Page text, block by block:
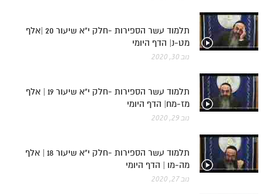
תלמוד עשר הספירות -חלק י"א שיעור 20 |אלף
מט-נ| הדף היומי
נוב 30, 2020
תלמוד עשר הספירות -חלק י"א שיעור 19 | אלף
מז-מח| הדף היומי
נוב 29, 2020
תלמוד עשר הספירות -חלק י"א שיעור 18 | אלף
מה-מו | הדף היומי
נוב 27, 2020